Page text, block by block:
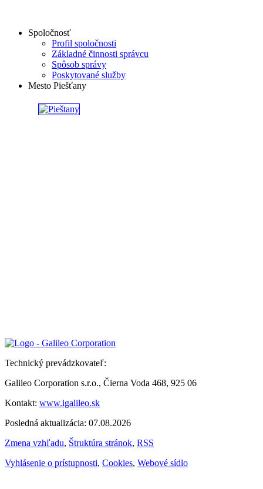
Spoločnosť
Profil spoločnosti
Základné činnosti správcu
Spôsob správy
Poskytované služby
Mesto Piešťany
Technický prevádzkovateľ:
Galileo Corporation s.r.o., Čierna Voda 468, 925 06
Kontakt: www.igalileo.sk
Posledná aktualizácia: 07.08.2026
Zmena vzhľadu, Štruktúra stránok, RSS
Vyhlásenie o prístupnosti, Cookies, Webové sídlo